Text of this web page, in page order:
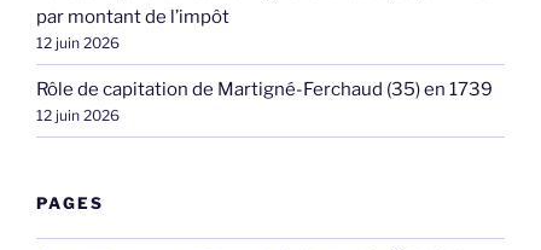
par montant de l’impôt
12 juin 2026
Rôle de capitation de Martigné-Ferchaud (35) en 1739
12 juin 2026
PAGES